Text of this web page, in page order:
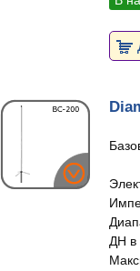
ДН в